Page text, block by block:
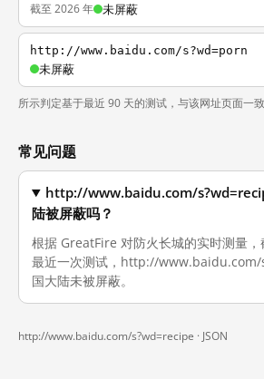
截至 2026 年 未屏蔽
http://www.baidu.com/s?wd=porn
未屏蔽
所示判定基于最近 90 天的测试，与该网址页面一致
常见问题
http://www.baidu.com/
陆被屏蔽吗？
根据 GreatFire 对防火长城的实时测量
最近一次测试，http://www.baidu.com/
国大陆未被屏蔽。
http://www.baidu.com/s?wd=recipe · JSON